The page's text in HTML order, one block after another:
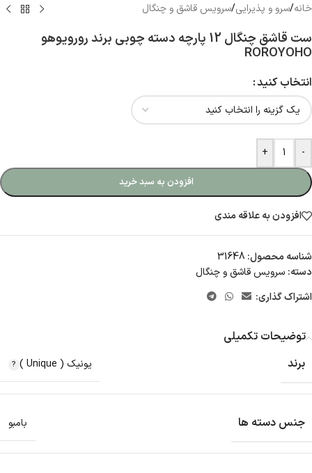
خانه/سرو و پذیرایی/سرویس قاشق و چنگال
ست قاشق چنگال 12 پارچه دسته چوبی برند رورویوهو
ROROYOHO
انتخاب کنید
-
+
افزودن به سبد خرید
افزودن به علاقه مندی
شناسه محصول: 31648
دسته: سرویس قاشق و چنگال
اشتراک گذاری:
توضیحات تکمیلی
برند
یونیک ( Unique )
جنس دسته ها بامبو